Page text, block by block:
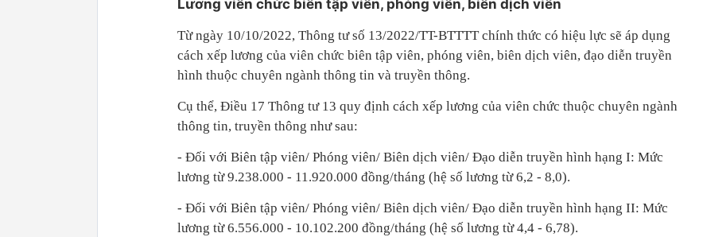
Lương viên chức biên tập viên, phóng viên, biên dịch viên
Từ ngày 10/10/2022, Thông tư số 13/2022/TT-BTTTT chính thức có hiệu lực sẽ áp dụng
cách xếp lương của viên chức biên tập viên, phóng viên, biên dịch viên, đạo diễn truyền
hình thuộc chuyên ngành thông tin và truyền thông.
Cụ thể, Điều 17 Thông tư 13 quy định cách xếp lương của viên chức thuộc chuyên ngành
thông tin, truyền thông như sau:
- Đối với Biên tập viên/ Phóng viên/ Biên dịch viên/ Đạo diễn truyền hình hạng I: Mức
lương từ 9.238.000 - 11.920.000 đồng/tháng (hệ số lương từ 6,2 - 8,0).
- Đối với Biên tập viên/ Phóng viên/ Biên dịch viên/ Đạo diễn truyền hình hạng II: Mức
lương từ 6.556.000 - 10.102.200 đồng/tháng (hệ số lương từ 4,4 - 6,78).